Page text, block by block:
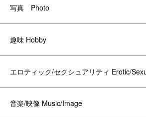
写真 Photo
趣味 Hobby
エロティック/セクシュアリティ Erotic/
音楽/映像 Music/Image